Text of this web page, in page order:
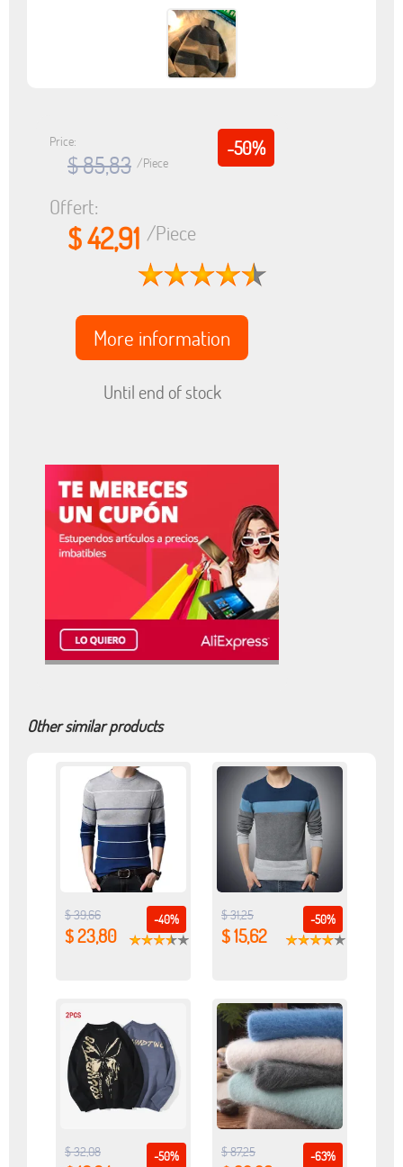
-50%
Price:
$ 85,83 /Piece
Offert:
$ 42,91 /Piece
More information
Until end of stock
Other similar products
-40%
$ 39,66
$ 23,80
-50%
$ 31,25
$ 15,62
-50%
$ 32,08 -63%
$ 87,25